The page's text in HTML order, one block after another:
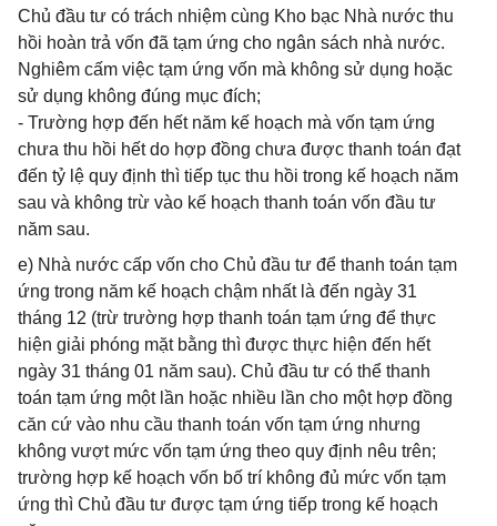
Chủ đầu tư có trách nhiệm cùng Kho bạc Nhà nước thu
hồi hoàn trả vốn đã tạm ứng cho ngân sách nhà nước.
Nghiêm cấm việc tạm ứng vốn mà không sử dụng hoặc
sử dụng không đúng mục đích;
- Trường hợp đến hết năm kế hoạch mà vốn tạm ứng
chưa thu hồi hết do hợp đồng chưa được thanh toán đạt
đến tỷ lệ quy định thì tiếp tục thu hồi trong kế hoạch năm
sau và không trừ vào kế hoạch thanh toán vốn đầu tư
năm sau.
e) Nhà nước cấp vốn cho Chủ đầu tư để thanh toán tạm
ứng trong năm kế hoạch chậm nhất là đến ngày 31
tháng 12 (trừ trường hợp thanh toán tạm ứng để thực
hiện giải phóng mặt bằng thì được thực hiện đến hết
ngày 31 tháng 01 năm sau). Chủ đầu tư có thể thanh
toán tạm ứng một lần hoặc nhiều lần cho một hợp đồng
căn cứ vào nhu cầu thanh toán vốn tạm ứng nhưng
không vượt mức vốn tạm ứng theo quy định nêu trên;
trường hợp kế hoạch vốn bố trí không đủ mức vốn tạm
ứng thì Chủ đầu tư được tạm ứng tiếp trong kế hoạch